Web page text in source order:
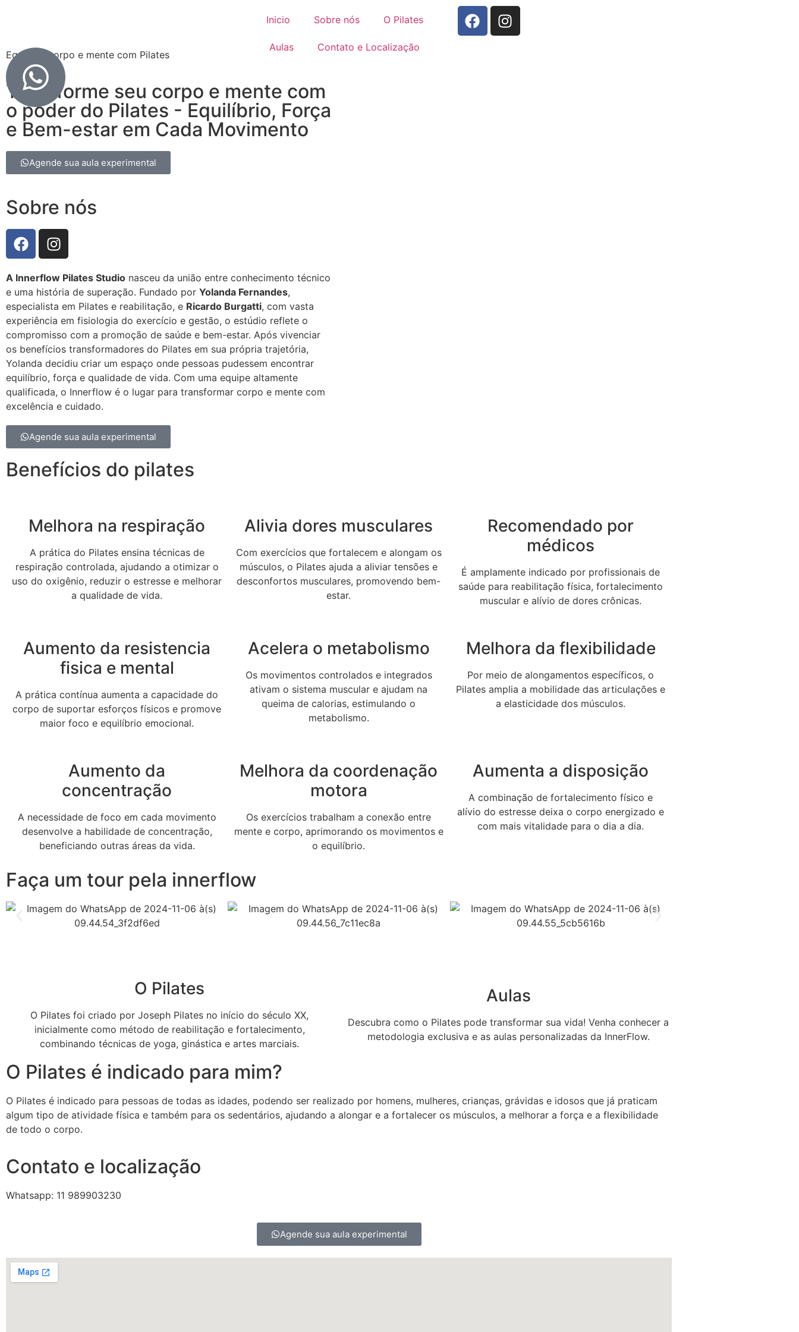
Inicio Sobre nós O Pilates
Aulas Contato e Localização
Equilibre corpo e mente com Pilates
Transforme seu corpo e mente com
o poder do Pilates - Equilíbrio, Força
e Bem-estar em Cada Movimento
Agende sua aula experimental
Sobre nós
A Innerflow Pilates Studio nasceu da união entre conhecimento técnico
e uma história de superação. Fundado por Yolanda Fernandes,
especialista em Pilates e reabilitação, e Ricardo Burgatti, com vasta
experiência em fisiologia do exercício e gestão, o estúdio reflete o
compromisso com a promoção de saúde e bem-estar. Após vivenciar
os benefícios transformadores do Pilates em sua própria trajetória,
Yolanda decidiu criar um espaço onde pessoas pudessem encontrar
equilíbrio, força e qualidade de vida. Com uma equipe altamente
qualificada, o Innerflow é o lugar para transformar corpo e mente com
excelência e cuidado.
Agende sua aula experimental
Benefícios do pilates
Melhora na respiração
A prática do Pilates ensina técnicas de
respiração controlada, ajudando a otimizar o
uso do oxigênio, reduzir o estresse e melhorar
a qualidade de vida.
Alivia dores musculares
Com exercícios que fortalecem e alongam os
músculos, o Pilates ajuda a aliviar tensões e
desconfortos musculares, promovendo bem-
estar.
Recomendado por
médicos
É amplamente indicado por profissionais de
saúde para reabilitação física, fortalecimento
muscular e alívio de dores crônicas.
Aumento da resistencia
fisica e mental
A prática contínua aumenta a capacidade do
corpo de suportar esforços físicos e promove
maior foco e equilíbrio emocional.
Acelera o metabolismo
Os movimentos controlados e integrados
ativam o sistema muscular e ajudam na
queima de calorias, estimulando o
metabolismo.
Melhora da flexibilidade
Por meio de alongamentos específicos, o
Pilates amplia a mobilidade das articulações e
a elasticidade dos músculos.
Aumento da
concentração
A necessidade de foco em cada movimento
desenvolve a habilidade de concentração,
beneficiando outras áreas da vida.
Melhora da coordenação
motora
Os exercícios trabalham a conexão entre
mente e corpo, aprimorando os movimentos e
o equilíbrio.
Aumenta a disposição
A combinação de fortalecimento físico e
alívio do estresse deixa o corpo energizado e
com mais vitalidade para o dia a dia.
Faça um tour pela innerflow
O Pilates
O Pilates foi criado por Joseph Pilates no início do século XX,
inicialmente como método de reabilitação e fortalecimento,
combinando técnicas de yoga, ginástica e artes marciais.
Aulas
Descubra como o Pilates pode transformar sua vida! Venha conhecer a
metodologia exclusiva e as aulas personalizadas da InnerFlow.
O Pilates é indicado para mim?
O Pilates é indicado para pessoas de todas as idades, podendo ser realizado por homens, mulheres, crianças, grávidas e idosos que já praticam
algum tipo de atividade física e também para os sedentários, ajudando a alongar e a fortalecer os músculos, a melhorar a força e a flexibilidade
de todo o corpo.
Contato e localização
Whatsapp: 11 989903230
Agende sua aula experimental